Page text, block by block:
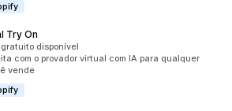
Try On
todo
gratuito disponível
com o provador virtual com IA para qualquer
vende